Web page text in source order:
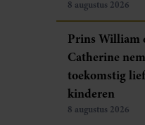
8 augustus 2026
Prins William
Catherine
toekomstig
kinderen
8 augustus 2026